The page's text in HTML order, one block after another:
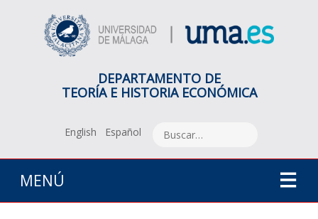
DEPARTAMENTO DE
TEORÍA E HISTORIA ECONÓMICA
English Español
MENÚ